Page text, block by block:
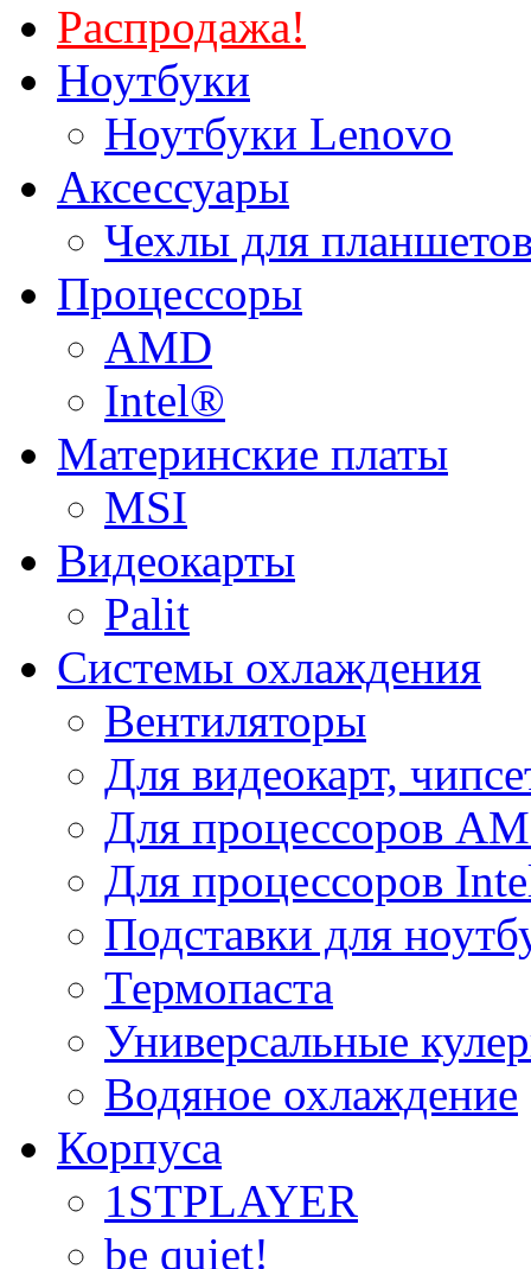
Распродажа!
Ноутбуки
Ноутбуки Lenovo
Аксессуары
Чехлы для
Процессоры
AMD
Intel®
Материнские платы
MSI
Видеокарты
Palit
Системы охлаждения
Вентиляторы
Для видеокарт,
Для процессоров
Для процессоров
Подставки для
Термопаста
Универсальные
Водяное охлаждение
Корпуса
1STPLAYER
be quiet!